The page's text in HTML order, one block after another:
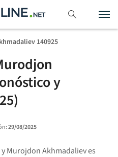
140925
y
29/08/2025
Murojdon Akhmadaliev es